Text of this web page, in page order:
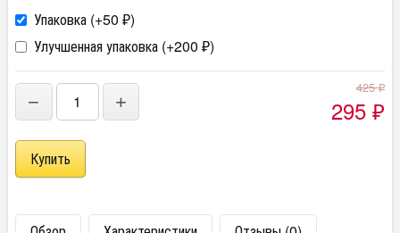
Упаковка (+50 ₽)
Улучшенная упаковка (+200 ₽)
− +
425₽
295 ₽